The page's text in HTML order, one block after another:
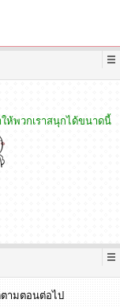
ห้พวกเราสนุกได้ขนาดนี้
ามตอนต่อไป